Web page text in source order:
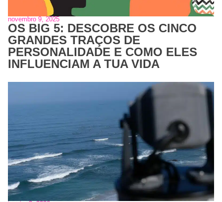
novembro 9, 2025
OS BIG 5: DESCOBRE OS CINCO
GRANDES TRAÇOS DE
PERSONALIDADE E COMO ELES
INFLUENCIAM A TUA VIDA